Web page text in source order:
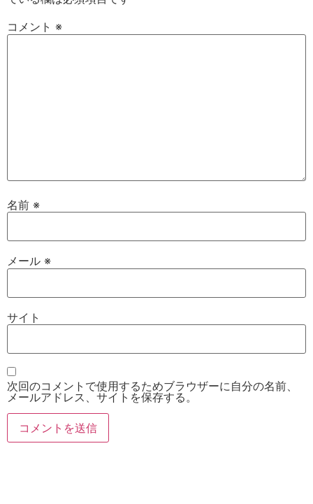
コメント ※
名前 ※
メール ※
サイト
次回のコメントで使用するためブラウザーに自分の名前、
メールアドレス、サイトを保存する。